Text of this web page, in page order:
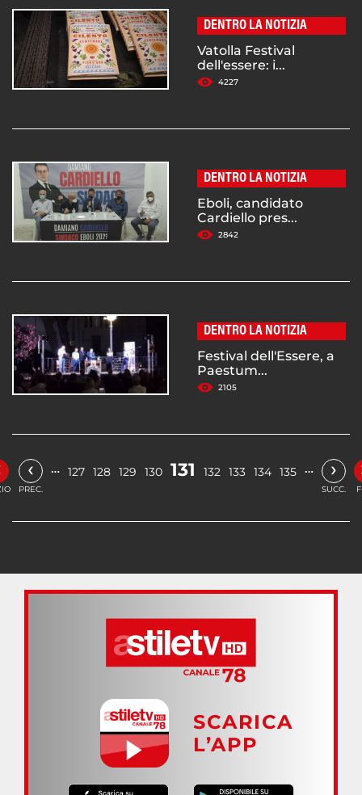
DENTRO LA NOTIZIA
Vatolla Festival
dell'essere: i...
4227
DENTRO LA NOTIZIA
Eboli, candidato
Cardiello pres...
2842
DENTRO LA NOTIZIA
Festival dell'Essere, a
Paestum...
2105
‹
PREC.
… 127 128 129 130 131 132 133 134 135 … ›
SUCC.
SCARICA
L’APP